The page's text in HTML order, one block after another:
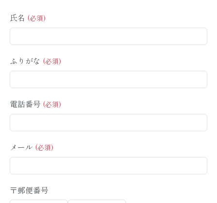
氏名
ふりがな
電話番号
メール
〒郵便番号